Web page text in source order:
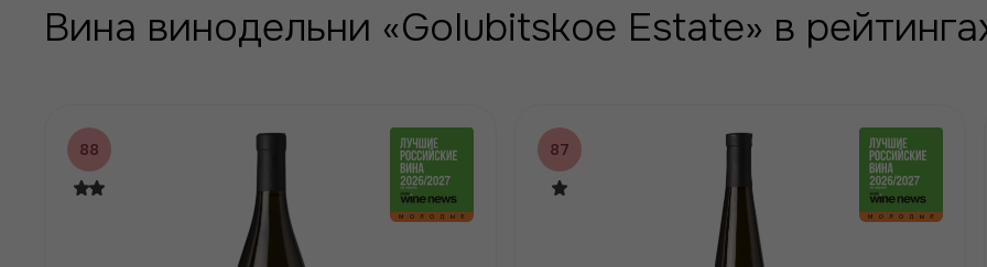
Вина винодельни «Golubitskoe Estate» в
88 87